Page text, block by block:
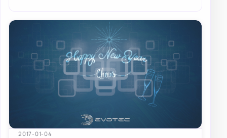
2017-01-04